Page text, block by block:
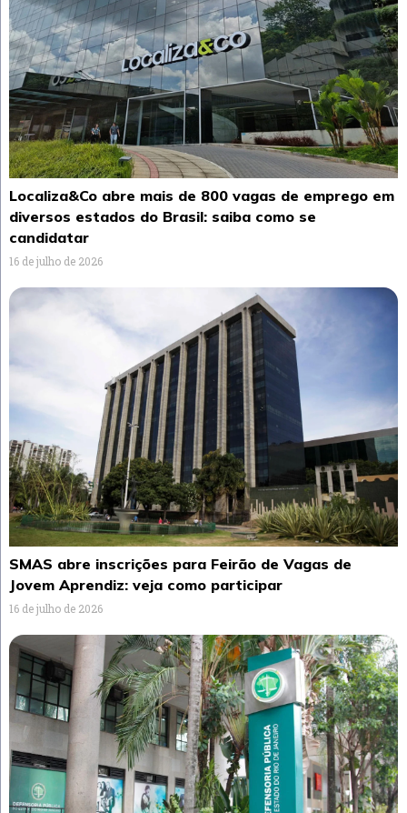
Localiza&Co abre mais de 800 vagas de emprego em
diversos estados do Brasil: saiba como se
candidatar
16 de julho de 2026
SMAS abre inscrições para Feirão de Vagas de
Jovem Aprendiz: veja como participar
16 de julho de 2026